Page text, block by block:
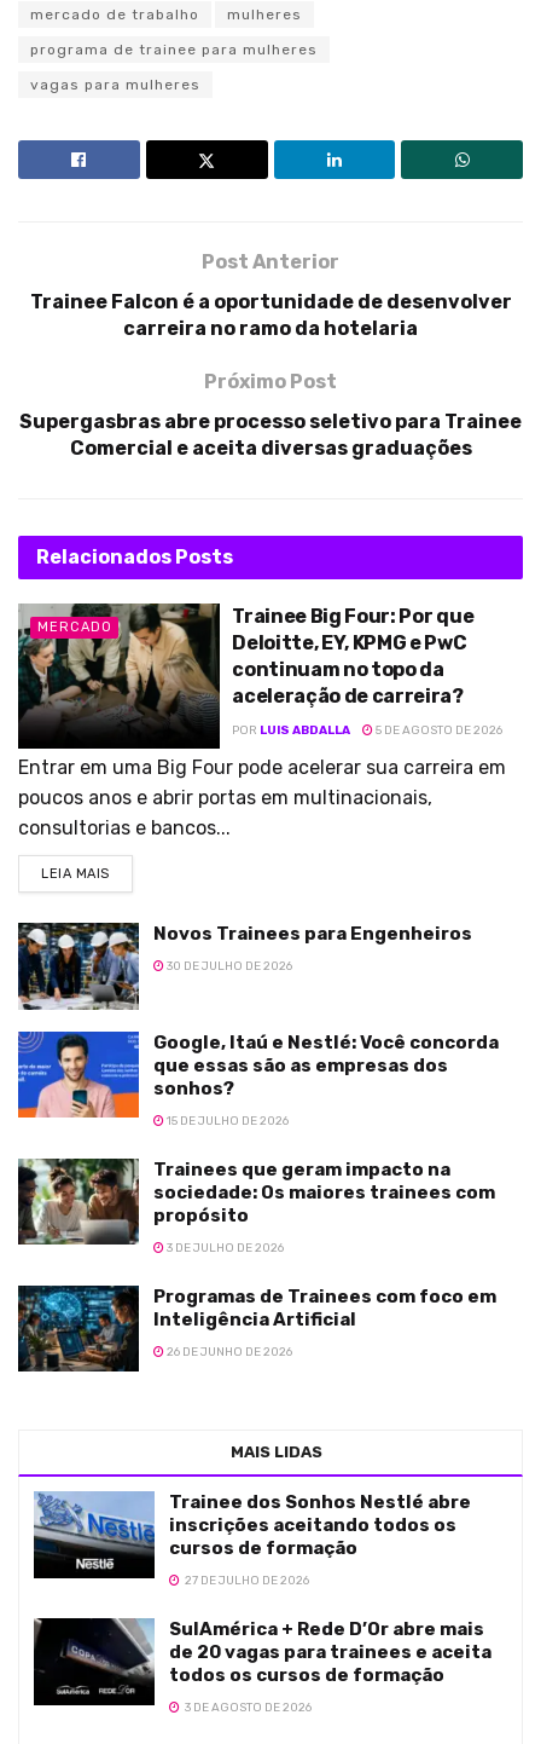
mercado de trabalho mulheres
programa de trainee para mulheres
vagas para mulheres
Post Anterior
Trainee Falcon é a oportunidade de desenvolver
carreira no ramo da hotelaria
Próximo Post
Supergasbras abre processo seletivo para Trainee
Comercial e aceita diversas graduações
Relacionados Posts
MERCADO
Trainee Big Four: Por que
Deloitte, EY, KPMG e PwC
continuam no topo da
aceleração de carreira?
POR LUIS ABDALLA 5 DE AGOSTO DE 2026
Entrar em uma Big Four pode acelerar sua carreira em
poucos anos e abrir portas em multinacionais,
consultorias e bancos...
LEIA MAIS
Novos Trainees para Engenheiros
30 DE JULHO DE 2026
Google, Itaú e Nestlé: Você concorda
que essas são as empresas dos
sonhos?
15 DE JULHO DE 2026
Trainees que geram impacto na
sociedade: Os maiores trainees com
propósito
3 DE JULHO DE 2026
Programas de Trainees com foco em
Inteligência Artificial
26 DE JUNHO DE 2026
MAIS LIDAS
Trainee dos Sonhos Nestlé abre
inscrições aceitando todos os
cursos de formação
27 DE JULHO DE 2026
SulAmérica + Rede D’Or abre mais
de 20 vagas para trainees e aceita
todos os cursos de formação
3 DE AGOSTO DE 2026